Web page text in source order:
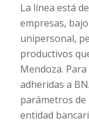
La línea está
empresas,
unipersonal,
productivos
Mendoza.
adheridas a
parámetros de
entidad